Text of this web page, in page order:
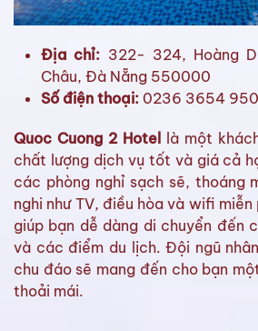
Địa chỉ: 322- 324, Hoàng
Châu, Đà Nẵng 550000
Số điện thoại: 0236 3654 950
Quoc Cuong 2 Hotel là một
chất lượng dịch vụ tốt và giá cả
các phòng nghỉ sạch sẽ, thoáng
nghi như TV, điều hòa và wifi
giúp bạn dễ dàng di chuyển đến
và các điểm du lịch. Đội ngũ
chu đáo sẽ mang đến cho bạn
thoải mái.